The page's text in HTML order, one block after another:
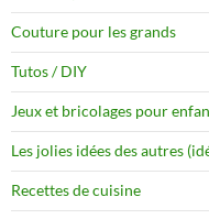
Couture pour les grands
Tutos / DIY
Jeux et bricolages pour
Les jolies idées des autres
Recettes de cuisine